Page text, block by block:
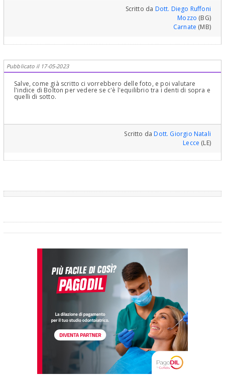
Scritto da Dott. Diego Ruffoni
Mozzo (BG)
Carnate (MB)
Pubblicato il 17-05-2023
Salve, come già scritto ci vorrebbero delle foto, e poi valutare
l'indice di Bolton per vedere se c'è l'equilibrio tra i denti di sopra e
quelli di sotto.
Scritto daDott. Giorgio Natali
Lecce (LE)